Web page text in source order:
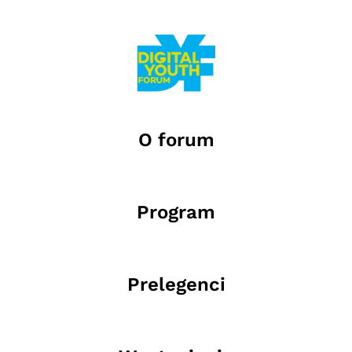
O forum
Program
Prelegenci